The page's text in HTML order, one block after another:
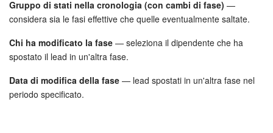
INIZIA GRATIS
Gruppo di stati nella cronologia (con cambi di fase) —
considera sia le fasi effettive che quelle eventualmente saltate.
Chi ha modificato la fase — seleziona il dipendente che ha
spostato il lead in un'altra fase.
Data di modifica della fase — lead spostati in un'altra fase nel
periodo specificato.